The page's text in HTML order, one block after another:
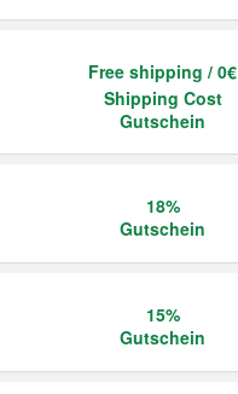
Free shipping / 0€
Shipping Cost
Gutschein
18%
Gutschein
15%
Gutschein